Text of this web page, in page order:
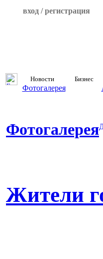
вход / регистрация
Новости Бизнес
Фотогалерея
Фотогалерея
Жители